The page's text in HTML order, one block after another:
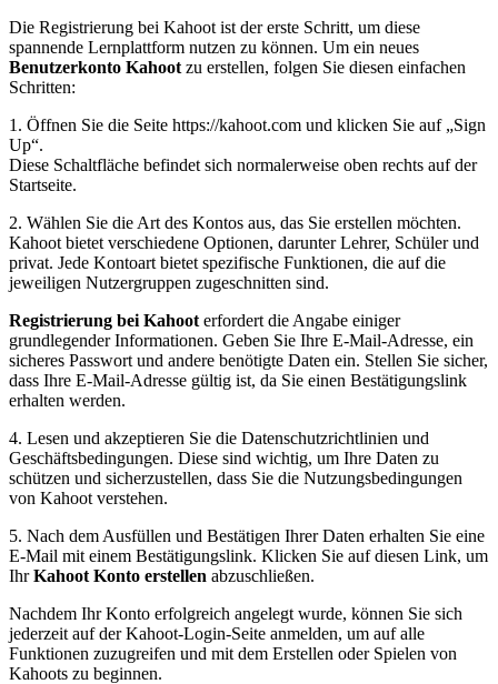
Die Registrierung bei Kahoot ist der erste Schritt, um diese
spannende Lernplattform nutzen zu können. Um ein neues
Benutzerkonto Kahoot zu erstellen, folgen Sie diesen einfachen
Schritten:
1. Öffnen Sie die Seite https://kahoot.com und klicken Sie auf „Sign
Up“.
Diese Schaltfläche befindet sich normalerweise oben rechts auf der
Startseite.
2. Wählen Sie die Art des Kontos aus, das Sie erstellen möchten.
Kahoot bietet verschiedene Optionen, darunter Lehrer, Schüler und
privat. Jede Kontoart bietet spezifische Funktionen, die auf die
jeweiligen Nutzergruppen zugeschnitten sind.
Registrierung bei Kahoot erfordert die Angabe einiger
grundlegender Informationen. Geben Sie Ihre E-Mail-Adresse, ein
sicheres Passwort und andere benötigte Daten ein. Stellen Sie sicher,
dass Ihre E-Mail-Adresse gültig ist, da Sie einen Bestätigungslink
erhalten werden.
4. Lesen und akzeptieren Sie die Datenschutzrichtlinien und
Geschäftsbedingungen. Diese sind wichtig, um Ihre Daten zu
schützen und sicherzustellen, dass Sie die Nutzungsbedingungen
von Kahoot verstehen.
5. Nach dem Ausfüllen und Bestätigen Ihrer Daten erhalten Sie eine
E-Mail mit einem Bestätigungslink. Klicken Sie auf diesen Link, um
IhrKahoot Konto erstellen abzuschließen.
Nachdem Ihr Konto erfolgreich angelegt wurde, können Sie sich
jederzeit auf der Kahoot-Login-Seite anmelden, um auf alle
Funktionen zuzugreifen und mit dem Erstellen oder Spielen von
Kahoots zu beginnen.